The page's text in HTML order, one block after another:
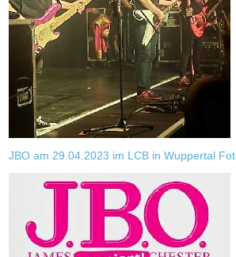
JBO am 29.04.2023 im LCB in Wuppertal